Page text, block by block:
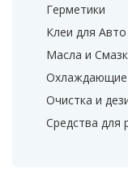
Герметики
Клеи для Авто
Масла и
Охлаждающие
Очистка и
Средства для